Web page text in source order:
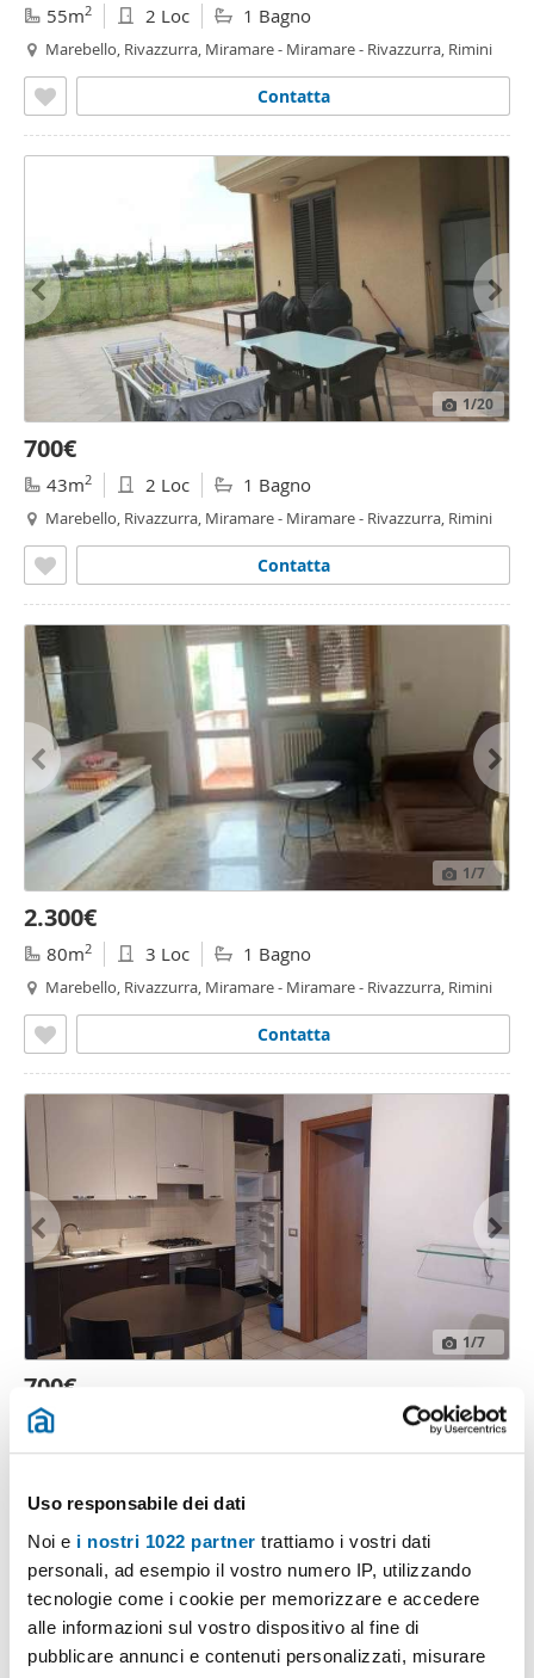
Uso responsabile dei dati
Noi e i nostri 1022 partner trattiamo i vostri dati
personali, ad esempio il vostro numero IP, utilizzando
tecnologie come i cookie per memorizzare e accedere
alle informazioni sul vostro dispositivo al fine di
pubblicare annunci e contenuti personalizzati, misurare
55m2 2 Loc 1 Bagno
Marebello, Rivazzurra, Miramare - Miramare - Rivazzurra, Rimini
Contatta
1/20
700€
43m2 2 Loc 1 Bagno
Marebello, Rivazzurra, Miramare - Miramare - Rivazzurra, Rimini
Contatta
1/7
2.300€
80m2 3 Loc 1 Bagno
Marebello, Rivazzurra, Miramare - Miramare - Rivazzurra, Rimini
Contatta
1/7
700€
45m
San Giuliano a Mare, Marina Centro, Tripoli Mare - San Giuliano a